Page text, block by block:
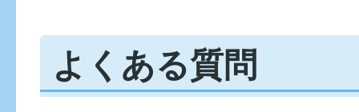
よくある質問